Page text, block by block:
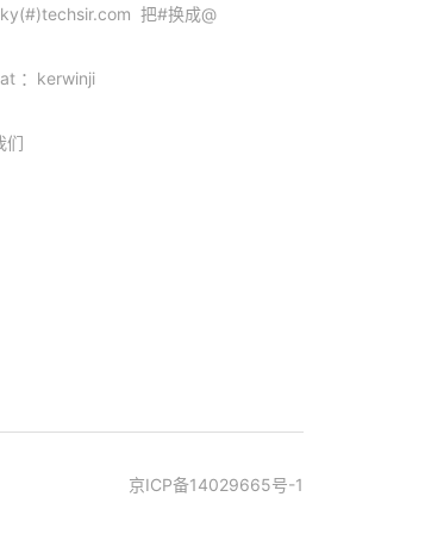
把#换成@
：kerwinji
们
京ICP备14029665号-1